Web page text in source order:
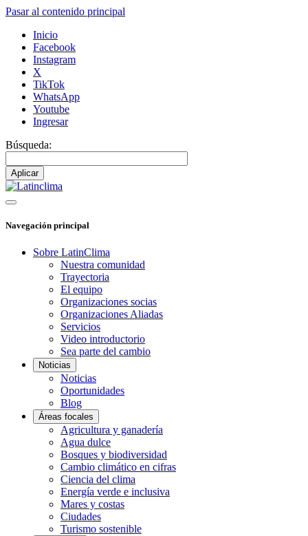
Pasar al contenido principal
Inicio
Facebook
Instagram
X
TikTok
WhatsApp
Youtube
Ingresar
Búsqueda:
Navegación principal
Sobre LatinClima
Nuestra comunidad
Trayectoria
El equipo
Organizaciones socias
Organizaciones Aliadas
Servicios
Video introductorio
Sea parte del cambio
Noticias
Noticias
Oportunidades
Blog
Áreas focales
Agricultura y ganadería
Agua dulce
Bosques y biodiversidad
Cambio climático en cifras
Ciencia del clima
Energía verde e inclusiva
Mares y costas
Ciudades
Turismo sostenible